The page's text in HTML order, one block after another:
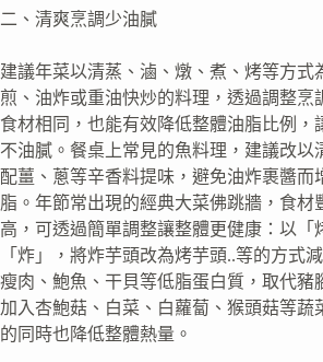
二、清爽烹調少油膩
建議年菜以清蒸、滷、燉、煮、烤等方式
煎、油炸或重油快炒的料理，透過調整烹
食材相同，也能有效降低整體油脂比例，
不油膩。餐桌上常見的魚料理，建議改以
配薑、蔥等辛香料提味，避免油炸裹醬而
脂。年節常出現的經典大菜佛跳牆，食材
高，可透過簡單調整讓整體更健康：以「
「炸」，將炸芋頭改為烤芋頭..等的方式
瘦肉、鮑魚、干貝等低脂蛋白質，取代豬
加入杏鮑菇、白菜、白蘿蔔、猴頭菇等蔬
的同時也降低整體熱量。